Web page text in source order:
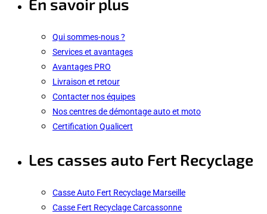
Qui sommes-nous ?
Services et avantages
Avantages PRO
Livraison et retour
Contacter nos équipes
Nos centres de démontage auto et moto
Certification Qualicert
Les casses auto Fert Recyclage
Casse Auto Fert Recyclage Marseille
Casse Fert Recyclage Carcassonne